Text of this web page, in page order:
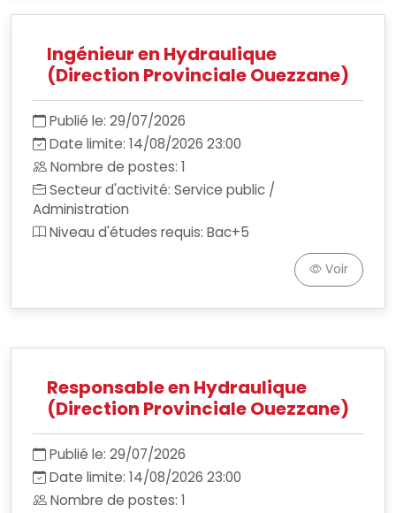
Ingénieur en Hydraulique
(Direction Provinciale Ouezzane)
Publié le: 29/07/2026
Date limite: 14/08/2026 23:00
Nombre de postes: 1
Secteur d'activité: Service public /
Administration
Niveau d'études requis: Bac+5
Voir
Responsable en Hydraulique
(Direction Provinciale Ouezzane)
Publié le: 29/07/2026
Date limite: 14/08/2026 23:00
Nombre de postes: 1